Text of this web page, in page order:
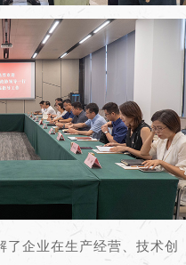
企业在生产经营、技术创